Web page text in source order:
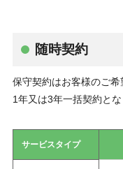
随時契約
保守契約はお客様のご希
1年又は3年一括契約とな
サービスタイプ